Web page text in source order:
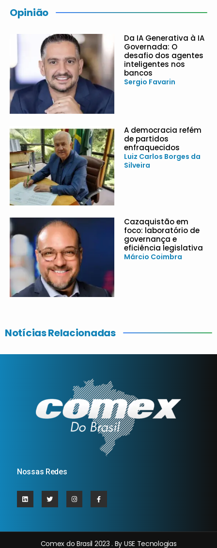
Opinião
Da IA Generativa à IA
Governada: O
desafio dos agentes
inteligentes nos
bancos
Sergio Favarin
A democracia refém
de partidos
enfraquecidos
Luiz Carlos Borges da
Silveira
Cazaquistão em
foco: laboratório de
governança e
eficiência legislativa
Márcio Coimbra
Notícias Relacionadas
Nossas Redes
Comex do Brasil 2023 . By USE Tecnologias